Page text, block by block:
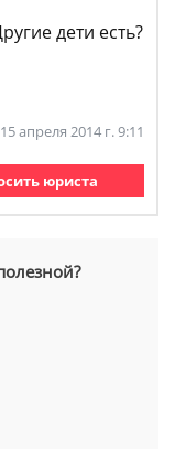
дети есть?
15 апреля 2014 г. 9:11
юриста